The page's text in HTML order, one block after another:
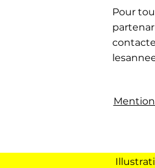
Pour